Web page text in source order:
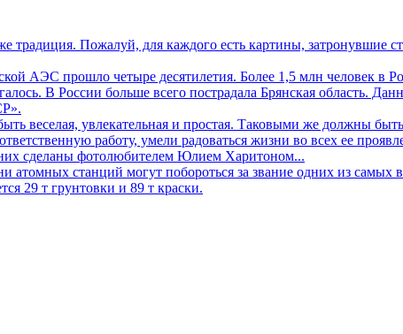
Пожалуй, для каждого есть картины, затронувшие
АЭС прошло четыре десятилетия. Более 1,5 млн человек в
В России больше всего пострадала Брянская область.
веселая, увлекательная и простая. Таковыми же должны
работу, умели радоваться жизни во всех ее
сделаны фотолюбителем Юлием Харитоном...
станций могут побороться за звание одних из самых
29 т грунтовки и 89 т краски.